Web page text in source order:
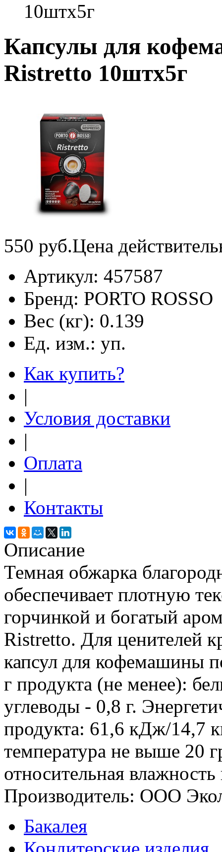
10штx5г
Капсулы для
Ristretto 10штx5г
550 руб.Цена
Артикул: 457587
Бренд: PORTO ROSSO
Вес (кг): 0.139
Ед. изм.: уп.
Как купить?
|
Условия доставки
|
Оплата
|
Контакты
Описание
Темная обжарка
обеспечивает плотную
горчинкой и богатый
Ristretto. Для ценителей
капсул для кофемашины
г продукта (не менее):
углеводы - 0,8 г.
продукта: 61,6 кДж/14,7
температура не выше 20
относительная
Производитель: ООО
Бакалея